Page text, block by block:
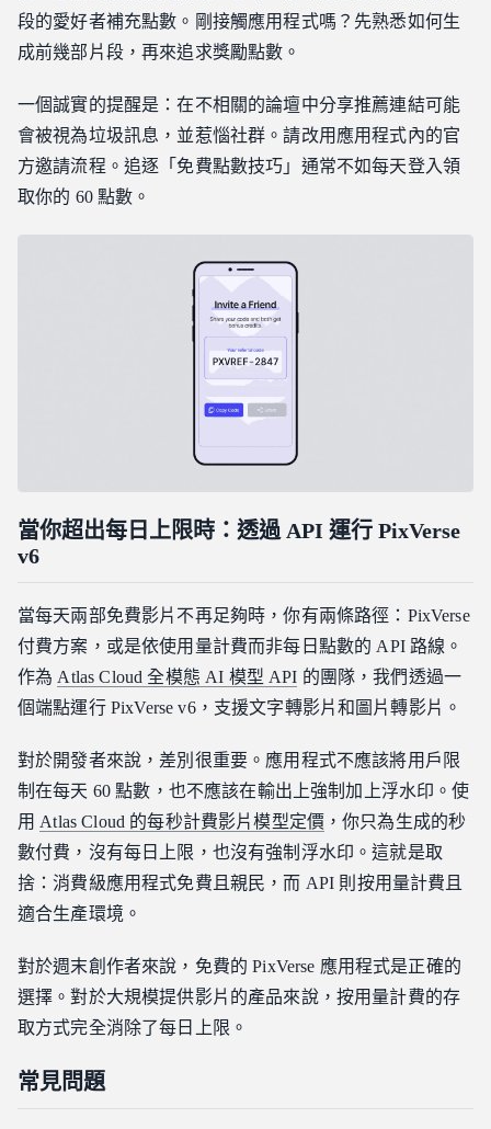
段的愛好者補充點數。剛接觸應用程式嗎？先熟悉如何生
成前幾部片段，再來追求獎勵點數。
一個誠實的提醒是：在不相關的論壇中分享推薦連結可能
會被視為垃圾訊息，並惹惱社群。請改用應用程式內的官
方邀請流程。追逐「免費點數技巧」通常不如每天登入領
取你的 60 點數。
當你超出每日上限時：透過 API 運行 PixVerse
v6
當每天兩部免費影片不再足夠時，你有兩條路徑：PixVerse
付費方案，或是依使用量計費而非每日點數的 API 路線。
作為 Atlas Cloud 全模態 AI 模型 API 的團隊，我們透過一
個端點運行 PixVerse v6，支援文字轉影片和圖片轉影片。
對於開發者來說，差別很重要。應用程式不應該將用戶限
制在每天 60 點數，也不應該在輸出上強制加上浮水印。使
用 Atlas Cloud 的每秒計費影片模型定價 ，你只為生成的秒
數付費，沒有每日上限，也沒有強制浮水印。這就是取
捨：消費級應用程式免費且親民，而 API 則按用量計費且
適合生產環境。
對於週末創作者來說，免費的 PixVerse 應用程式是正確的
選擇。對於大規模提供影片的產品來說，按用量計費的存
取方式完全消除了每日上限。
常見問題